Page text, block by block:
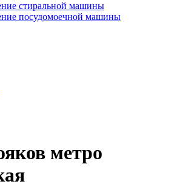
стиральной машины
посудомоечной машины
метро